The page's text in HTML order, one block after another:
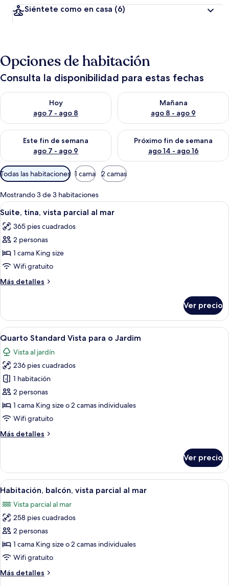
Siéntete como en casa (6)
Opciones de habitación
Consulta la disponibilidad para estas fechas
Hoy
ago 7 - ago 8
Consulta la disponibilidad para hoy ago 7 - ago 8
Mañana
ago 8 - ago 9
Consulta la disponibilidad
Este fin de semana
ago 7 - ago 9
Consulta la disponibilidad para este fin de semana ago 7 -
Próximo fin de semana
ago 14 - ago 16
Consulta la disponibilidad
Filtros
disponibles
para
las
habitaciones
Todas las habitaciones 1 cama 2 camas
Mostrando 3 de 3 habitaciones
Abrir
todas
las
fotos
de
Suite,
tina,
vista
al
mar
Una habitación con piso de madera,
5
Suite, tina, vista parcial al mar
365 pies cuadrados
2 personas
1 cama King size
Wifi gratuito
Más detalles
Más
tina,
vista
parcial
mar
Ver precio
Abrir
todas
las
fotos
de
Quarto
Standard
Vista
o
Una cama bien hecha con sábanas
7
Quarto Standard Vista para o Jardim
Vista al jardín
236 pies cuadrados
1 habitación
2 personas
1 cama King size o 2 camas individuales
Wifi gratuito
Más detalles
Más
Standard
Vista
para
Jardim
Ver precio
Abrir
todas
las
fotos
de
Habitación,
balcón,
parcial
Un dormitorio con una cama
6
Habitación, balcón, vista parcial al mar
Vista parcial al mar
258 pies cuadrados
2 personas
1 cama King size o 2 camas individuales
Wifi gratuito
Más detalles
Más